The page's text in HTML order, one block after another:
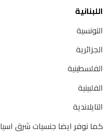
اللبنانية
التونسية
الجزائرية
الفلسطينية
الفلبينية
التايلاندية
كما نوفر ايضا جنسيات شرق اسيا